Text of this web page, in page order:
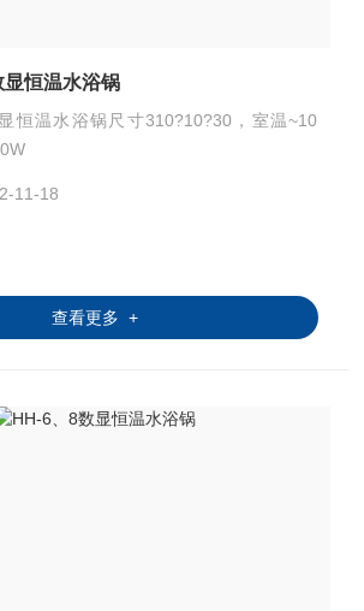
显恒温水浴锅
恒温水浴锅尺寸310?10?30，室温~10
11-18
查看更多 +